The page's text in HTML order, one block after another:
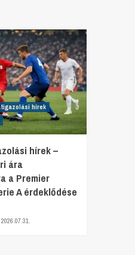
hírek
hírek –
ára
a Premier
A érdeklődése
2026.07.31.